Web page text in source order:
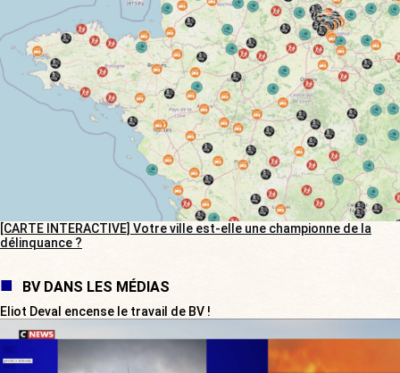
[CARTE INTERACTIVE] Votre ville est-elle une championne de la
délinquance ?
BV DANS LES MÉDIAS
Eliot Deval encense le travail de BV !